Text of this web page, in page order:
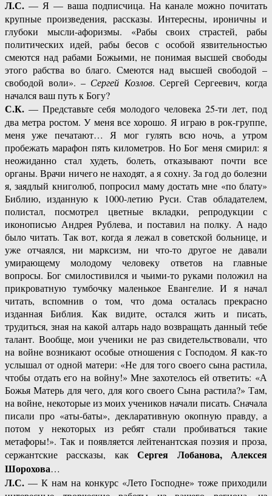
Л.С. — Я — ваша подписчица. На канале можно почитать
крупные произведения, рассказы. Интересны, ироничны и
глубоки мысли-афоризмы. «Рабы своих страстей, рабы
политических идей, рабы бесов с особой язвительностью
смеются над рабами Божьими, не понимая высшей свободы
этого рабства во благо. Смеются над высшей свободой –
свободой воли». – Сергей Козлов. Сергей Сергеевич, когда
начался ваш путь к Богу?
С.К. — Представьте себя молодого человека 25-ти лет, под
два метра ростом. У меня все хорошо. Я играю в рок-группе,
меня уже печатают… Я мог гулять всю ночь, а утром
пробежать марафон пять километров. Но Бог меня смирил: я
неожиданно стал худеть, болеть, отказывают почти все
органы. Врачи ничего не находят, а я сохну. За год до болезни
я, заядлый книголюб, попросил маму достать мне «по блату»
Библию, изданную к 1000-летию Руси. Став обладателем,
полистал, посмотрел цветные вкладки, репродукции с
иконописью Андрея Рублева, и поставил на полку. А надо
было читать. Так вот, когда я лежал в советской больнице, и
уже отчаялся, ни марксизм, ни что-то другое не давали
умирающему молодому человеку ответов на главные
вопросы. Бог смилостивился и чьими-то руками положил на
прикроватную тумбочку маленькое Евангелие. И я начал
читать, вспомнив о том, что дома осталась прекрасно
изданная Библия. Как видите, остался жить и писать,
трудиться, зная на какой алтарь надо возвращать данный тебе
талант. Вообще, мои ученики не раз свидетельствовали, что
на войне возникают особые отношения с Господом. Я как-то
услышал от одной матери: «Не для того своего сына растила,
чтобы отдать его на войну!» Мне захотелось ей ответить: «А
Божья Матерь для чего, для кого своего Сына растила?» Там,
на войне, некоторые из моих учеников начали писать. Сначала
писали про «аты-баты», декларативную окопную правду, а
потом у некоторых из ребят стали пробиваться такие
метафоры!». Так и появляется лейтенантская поэзия и проза,
сержантские рассказы, какСергея Лобанова, Алексея
Шорохова…
Л.С. — К нам на конкурс «Лето Господне» тоже приходили